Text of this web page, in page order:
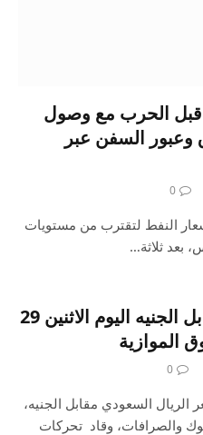
الحرب مع وصول
وعبور السفن عبر
0
النفط لتقترب من مستويات
بعد ثلاثة…
سعر الريال السعودي مقابل الجنيه اليوم الاثنين 29
0
السعودي مقابل الجنيه،
29 أبريل 2024، بالبنوك والصرافات، وقاد تحركات